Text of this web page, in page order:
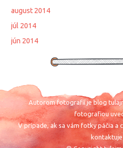
august 2014
júl 2014
jún 2014
Autorom fotografií je blog
fotografiou
V prípade, ak sa vám fotky páčia a
kontaktuje